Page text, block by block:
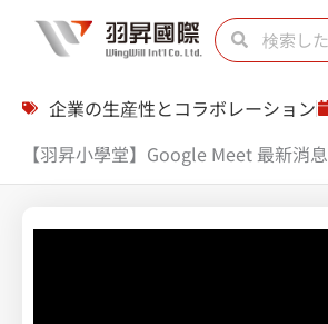
検
索 索
企業の生産性とコラボレーション
【羽昇小學堂】Google Meet 最新消息